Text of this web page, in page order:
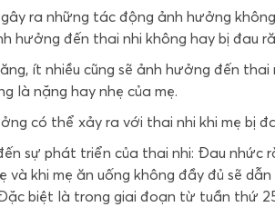
ra những tác động ảnh hưởng
hưởng đến thai nhi không hay bị đau
ít nhiều cũng sẽ ảnh hưởng đến
là nặng hay nhẹ của mẹ.
có thể xảy ra với thai nhi khi mẹ bị
sự phát triển của thai nhi: Đau nhức
và khi mẹ ăn uống không đầy đủ sẽ
biệt là trong giai đoạn từ tuần thứ